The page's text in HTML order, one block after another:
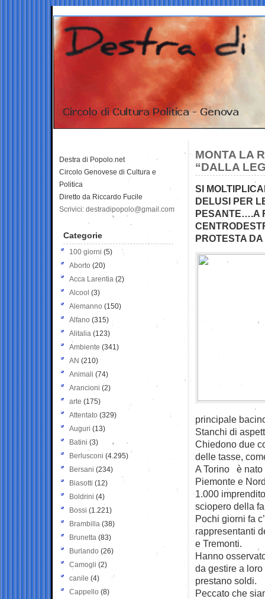
MONTA LA
“DALLA
SI
DELUSI PER
PESANTE….A
PROTESTA
principale
Stanchi di
Chiedono due
delle tasse,
A Torino è nato
Piemonte e
1.000
sciopero della
Pochi giorni fa
rappresentanti
e Tremonti.
Hanno
da gestire a
prestano soldi.
Peccato che
Destra di Popolo.net
Circolo Genovese di Cultura e
Politica
Diretto da Riccardo Fucile
Scrivici: destradipopolo@gmail.com
Categorie
100 giorni (5)
Aborto (20)
Acca Larentia (2)
Alcool (3)
Alemanno (150)
Alfano (315)
Alitalia (123)
Ambiente (341)
AN (210)
Animali (74)
Arancioni (2)
arte (175)
Attentato (329)
Auguri (13)
Batini (3)
Berlusconi (4.295)
Bersani (234)
Biasotti (12)
Boldrini (4)
Bossi (1.221)
Brambilla (38)
Brunetta (83)
Burlando (26)
Camogli (2)
canile (4)
Cappello (8)